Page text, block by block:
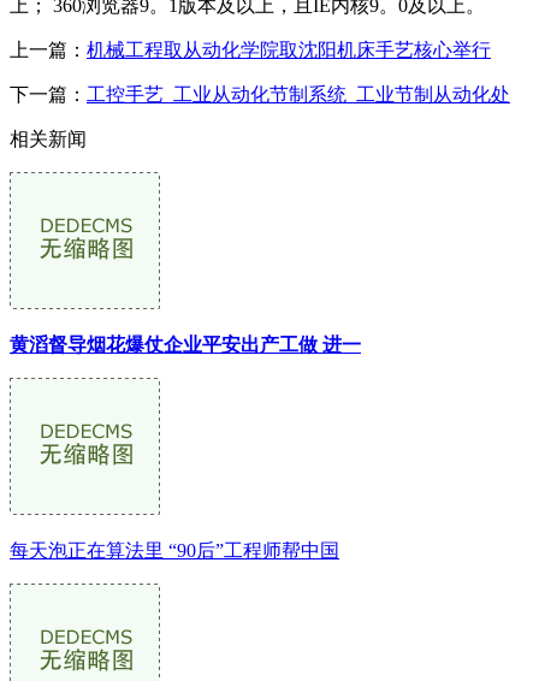
上； 360浏览器9。1版本及以上，且IE内核9。0及以上。
上一篇： 机械工程取从动化学院取沈阳机床手艺核心举行
下一篇： 工控手艺_工业从动化节制系统_工业节制从动化处
相关新闻
黄滔督导烟花爆仗企业平安出产工做 进一
每天泡正在算法里 “90后”工程师帮中国